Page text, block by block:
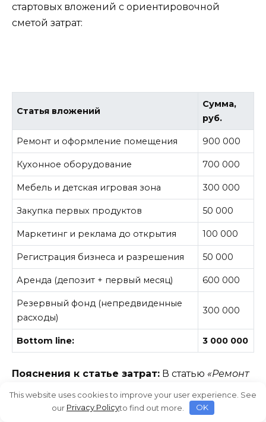
стартовых вложений с ориентировочной
сметой затрат:
Статья вложений
Сумма,
руб.
Ремонт и оформление помещения 900 000
Кухонное оборудование 700 000
Мебель и детская игровая зона 300 000
Закупка первых продуктов 50 000
Маркетинг и реклама до открытия 100 000
Регистрация бизнеса и разрешения 50 000
Аренда (депозит + первый месяц) 600 000
Резервный фонд (непредвиденные
расходы)
300 000
Bottom line: 3 000 000
Пояснения к статье затрат: В статью «Ремонт
и оформление»
включены отделочные работы,
дизайн интерьера, монтаж коммуникаций
This website uses cookies to improve your user experience. See
our Privacy Policyto find out more. OK